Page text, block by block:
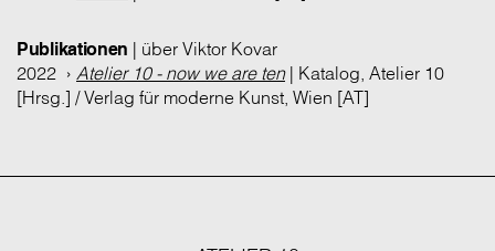
Publikationen | über Viktor Kovar
2022 › Atelier 10 - now we are ten| Katalog, Atelier 10
[Hrsg.] / Verlag für moderne Kunst, Wien [AT]